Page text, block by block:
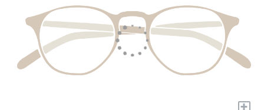
+